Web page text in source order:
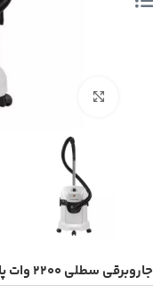
بزرگنمایی تصویر
جاروبرقی سطلی 2200 وات پارس خزر مدل آب و خاک تورنادو